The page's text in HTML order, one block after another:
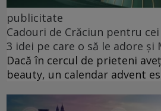
publicitate
Cadouri de Crăciun pentru
3 idei pe care o să le adore și
Dacă în cercul de prieteni
beauty, un calendar advent